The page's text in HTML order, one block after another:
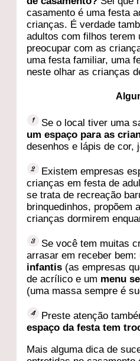
casamento é uma festa
crianças. É verdade
adultos com filhos terem
preocupar com as
uma festa familiar, uma
neste olhar as crianças
Se o local tiver uma
um espaço para as
desenhos e lápis de cor,
Existem empresas
crianças em festa de
se trata de recreação
brinquedinhos, propõem
crianças dormirem
Se você tem muitas
arrasar em receber bem:
infantis (as empresas
de acrílico e um menu
(uma massa sempre é
Preste atenção
espaço da festa tem
Mais alguma dica de